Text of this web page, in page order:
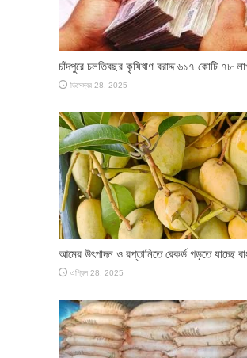
চাঁদপুরে চলতিবছর কৃষিঋণ বরাদ্দ ৬১৭ কোটি ৭৮
ডিসেম্বর 28, 2025
আমের উৎপাদন ও রপ্তানিতে রেকর্ড গড়তে যাচ্ছে
এপ্রিল 28, 2025